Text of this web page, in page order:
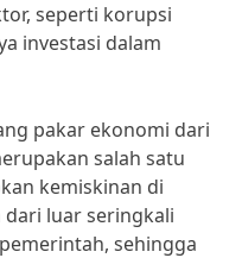
seperti korupsi
investasi dalam
pakar ekonomi dari
salah satu
kemiskinan di
dari luar seringkali
sehingga